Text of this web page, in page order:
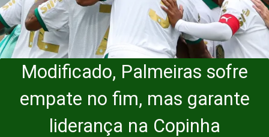
Modificado, Palmeiras sofre
empate no fim, mas garante
liderança na Copinha